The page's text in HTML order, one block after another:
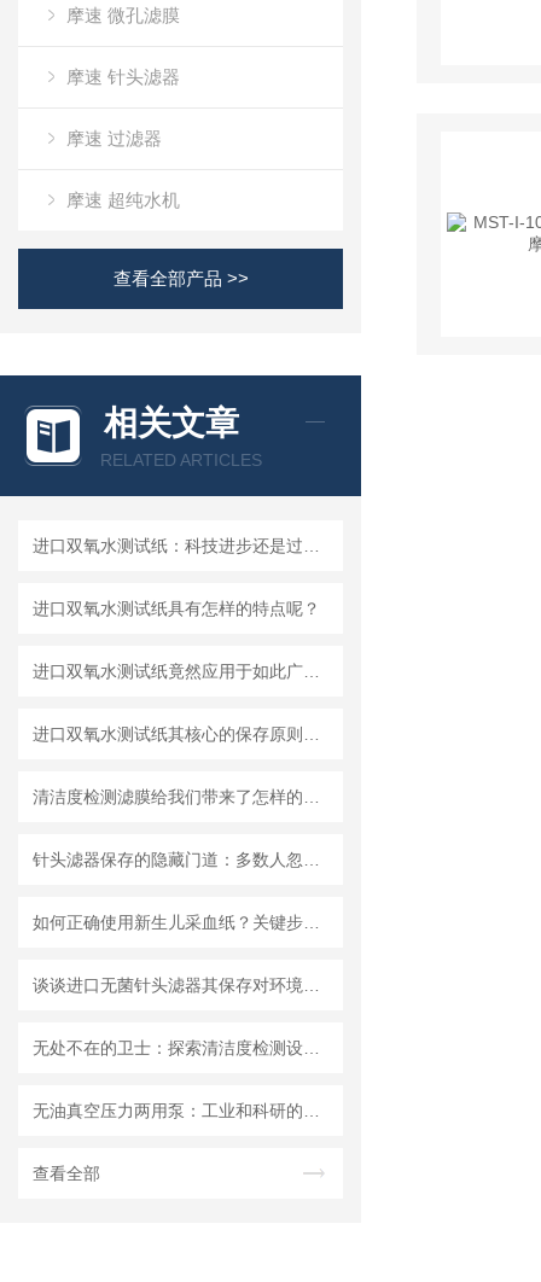
摩速 微孔滤膜
摩速 针头滤器
摩速 过滤器
摩速 超纯水机
查看全部产品 >>
相关文章
RELATED ARTICLES
进口双氧水测试纸具有怎样的特点呢？
查看全部